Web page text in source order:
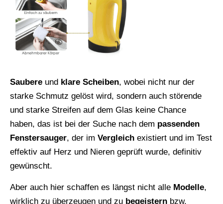
Saubere und klare Scheiben, wobei nicht nur der
starke Schmutz gelöst wird, sondern auch störende
und starke Streifen auf dem Glas keine Chance
haben, das ist bei der Suche nach dem passenden
Fenstersauger, der im Vergleich existiert und im Test
effektiv auf Herz und Nieren geprüft wurde, definitiv
gewünscht.
Aber auch hier schaffen es längst nicht alle Modelle,
wirklich zu überzeugen und zu begeistern bzw.